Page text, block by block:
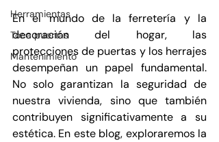
Herramientas
Toca puertas
Mantenimiento
En el mundo de la ferretería y la
decoración del hogar, las
protecciones de puertas y los herrajes
desempeñan un papel fundamental.
No solo garantizan la seguridad de
nuestra vivienda, sino que también
contribuyen significativamente a su
estética. En este blog, exploraremos la